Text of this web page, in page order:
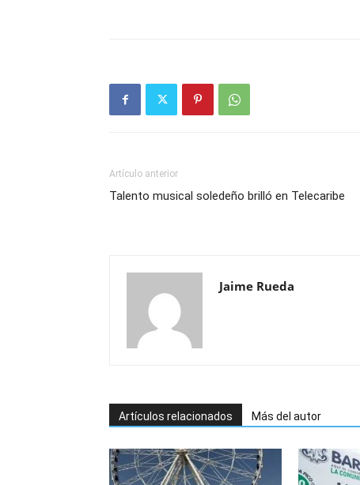
Artículo anterior
Talento musical soledeño brilló en Telecaribe
Jaime Rueda
Artículos relacionados Más del autor